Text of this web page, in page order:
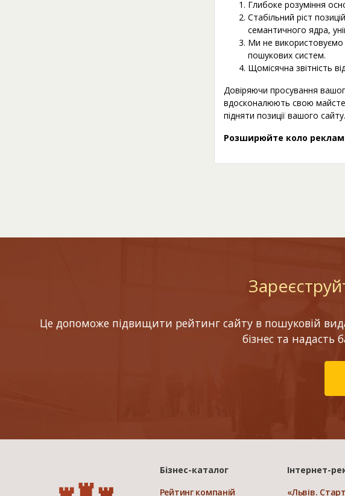
Глибоке розуміння
Стабільний ріст
семантичного ядра,
Ми не використовуємо
пошукових систем.
Щомісячна звітність
Довіряючи просування
вдосконалюють свою
підняти позиції вашого сайту.
Розширюйте коло
Це допоможе підвищити рейтинг сайту в пошуковій
бізнес та надасть
Бізнес-каталог
Рейтинг компаній
Інтернет-
«Львів.